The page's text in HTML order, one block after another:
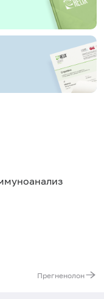
Прегненолон